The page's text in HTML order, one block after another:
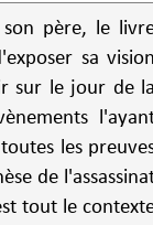
son père, le
sa
sur le jour de
les
de